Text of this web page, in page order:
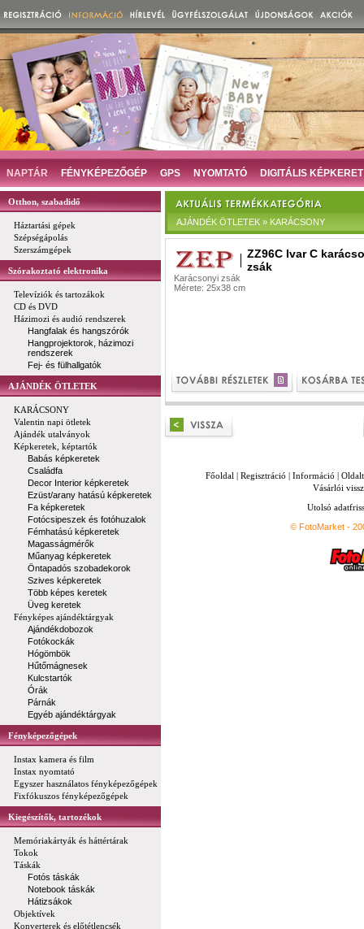
NAPTÁR FÉNYKÉPEZŐGÉP GPS NYOMTATÓ DIGITÁLIS KÉPKERET
Otthon, szabadidő
Háztartási gépek
Szépségápolás
Szerszámgépek
Szórakoztató elektronika
Televíziók és tartozákok
CD és DVD
Házimozi és audió rendszerek
Hangfalak és hangszórók
Hangprojektorok, házimozi
rendszerek
Fej- és fülhallgatók
AJÁNDÉK ÖTLETEK
KARÁCSONY
Valentin napi ötletek
Ajándék utalványok
Képkeretek, képtartók
Babás képkeretek
Családfa
Decor Interior képkeretek
Ezüst/arany hatású képkeretek
Fa képkeretek
Fotócsipeszek és fotóhuzalok
Fémhatású képkeretek
Magasságmérők
Műanyag képkeretek
Öntapadós szobadekorok
Szives képkeretek
Több képes keretek
Üveg keretek
Fényképes ajándéktárgyak
Ajándékdobozok
Fotókockák
Hógömbök
Hűtőmágnesek
Kulcstartók
Órák
Párnák
Egyéb ajándéktárgyak
Fényképezőgépek
Instax kamera és film
Instax nyomtató
Egyszer használatos fényképezőgépek
Fixfókuszos fényképezőgépek
Kiegészítők, tartozékok
Memóriakártyák és háttértárak
Tokok
Táskák
Fotós táskák
Notebook táskák
Hátizsákok
Objektívek
Konverterek és előtétlencsék
AJÁNDÉK ÖTLETEK » KARÁCSONY
ZZ96C Ivar C
zsák
Karácsonyi zsák
Mérete: 25x38 cm
Főoldal | Regisztráció | Információ |
Vásárlói
Utolsó
© FotoMarket -